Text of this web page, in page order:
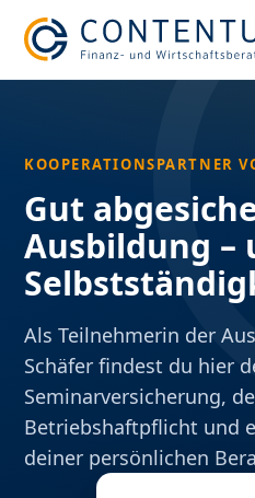
KOOPERATIONSPARTNER
Gut
Ausbildung –
Als Teilnehmerin der
Schäfer findest du hier
Seminarversicherung,
Betriebshaftpflicht und
deiner persönlichen